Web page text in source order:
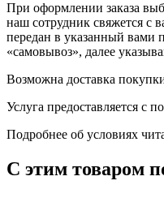
При оформлении заказа
наш сотрудник свяжется с
передан в указанный вами
«самовывоз», далее
Возможна доставка
Услуга предоставляется с
Подробнее об условиях
С этим товаром